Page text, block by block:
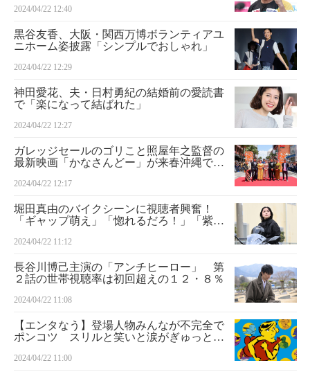
2024/04/22 12:40
黒谷友香、大阪・関西万博ボランティアユ
ニホーム姿披露「シンプルでおしゃれ」
2024/04/22 12:29
神田愛花、夫・日村勇紀の結婚前の愛読書
で「楽になって結ばれた」
2024/04/22 12:27
ガレッジセールのゴリこと照屋年之監督の
最新映画「かなさんどー」が来春沖縄で先
2024/04/22 12:17
堀田真由のバイクシーンに視聴者興奮！
「ギャップ萌え」「惚れるだろ！」「紫ノ
裏話語る TBS「アンチヒーロー」
2024/04/22 11:12
長谷川博己主演の「アンチヒーロー」 第
２話の世帯視聴率は初回超えの１２・８％
2024/04/22 11:08
【エンタなう】登場人物みんなが不完全で
ポンコツ スリルと笑いと涙がぎゅっと詰
たべたい！」
2024/04/22 11:00